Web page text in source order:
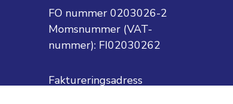
FO nummer 0203026-2
Momsnummer (VAT-
nummer): FI02030262
Faktureringsadress